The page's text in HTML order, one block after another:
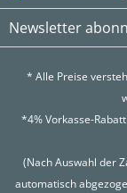
Newsletter
* Alle Preise
*4% Vorkasse-
(Nach Auswahl der
automatisch